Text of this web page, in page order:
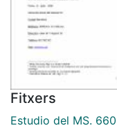
Fitxers
Estudio del MS.